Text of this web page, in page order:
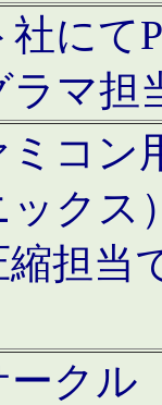
にて
ラマ担
ミコン
ックス
担当
クル